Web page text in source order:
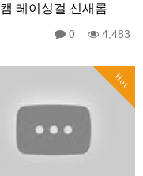
캠 레이싱걸 신새롬
0 4,483
Hot